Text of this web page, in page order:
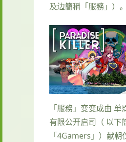
及边簡稱「服務」）。
「服務」变变成由
有限公开启司（ 以下
「4Gamers」）献